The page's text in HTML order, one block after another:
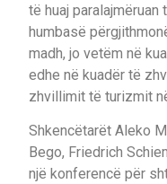
të huaj
humbasë
madh, jo vetëm në
edhe në kuadër të
zhvillimit të turizmit
Shkencëtarët Aleko
Bego, Friedrich
një konferencë për